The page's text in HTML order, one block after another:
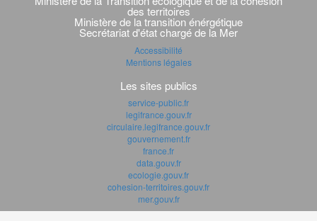
des territoires
Ministère de la transition énérgétique
Secrétariat d'état chargé de la Mer
Accessibilité
Mentions légales
Les sites publics
service-public.fr
legifrance.gouv.fr
circulaire.legifrance.gouv.fr
gouvernement.fr
france.fr
data.gouv.fr
ecologie.gouv.fr
cohesion-territoires.gouv.fr
mer.gouv.fr